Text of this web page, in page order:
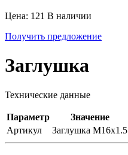
Цена: 121 В наличии
Получить предложение
Заглушка
Технические данные
Параметр
Значение
Артикул
Заглушка M16x1.5